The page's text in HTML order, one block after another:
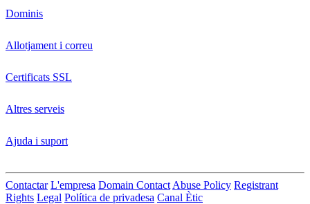
Dominis
Allotjament i correu
Certificats SSL
Altres serveis
Ajuda i suport
Contactar L'empresa Domain Contact Abuse Policy Registrant
Rights Legal Política de privadesa Canal Ètic